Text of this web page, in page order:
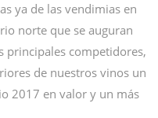
ya de las vendimias en
norte que se auguran
principales competidores,
de nuestros vinos un
2017 en valor y un más